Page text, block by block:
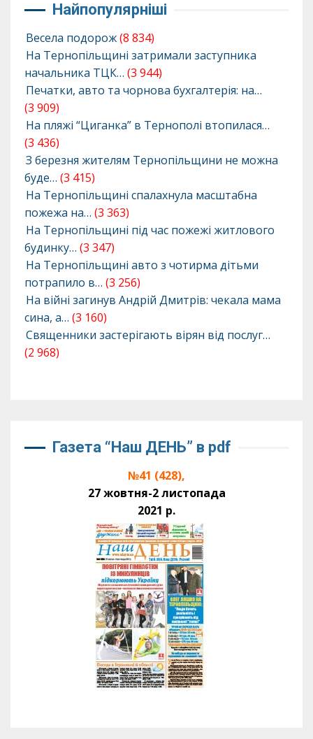
Найпопулярніші
Весела подорож(8 834)
На Тернопільщині затримали заступника
начальника ТЦК… (3 944)
Печатки, авто та чорнова бухгалтерія: на…
(3 909)
На пляжі “Циганка” в Тернополі втопилася…
(3 436)
З березня жителям Тернопільщини не можна
буде… (3 415)
На Тернопільщині спалахнула масштабна
пожежа на… (3 363)
На Тернопільщині під час пожежі житлового
будинку… (3 347)
На Тернопільщині авто з чотирма дітьми
потрапило в… (3 256)
На війні загинув Андрій Дмитрів: чекала мама
сина, а… (3 160)
Священники застерігають вірян від послуг…
(2 968)
Газета “Наш ДЕНЬ” в pdf
№41 (428),
27 жовтня-2 листопада
2021 р.